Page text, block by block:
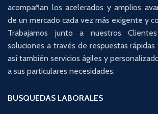
acompañan los acelerados y amplios
de un mercado cada vez más exigente y
Trabajamos junto a nuestros
soluciones a través de respuestas
así también servicios ágiles y
a sus particulares necesidades.
BUSQUEDAS LABORALES